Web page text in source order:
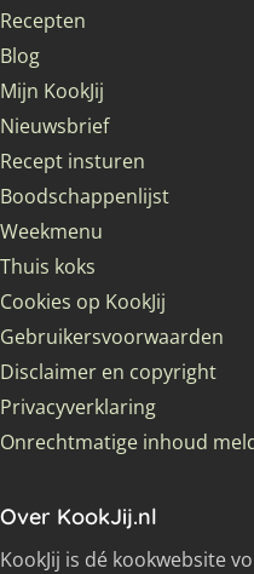
Recepten
Blog
Mijn KookJij
Nieuwsbrief
Recept insturen
Boodschappenlijst
Weekmenu
Thuis koks
Cookies op KookJij
Gebruikersvoorwaarden
Disclaimer en copyright
Privacyverklaring
Onrechtmatige inhoud
Over KookJij.nl
KookJij is dé kookwebsite